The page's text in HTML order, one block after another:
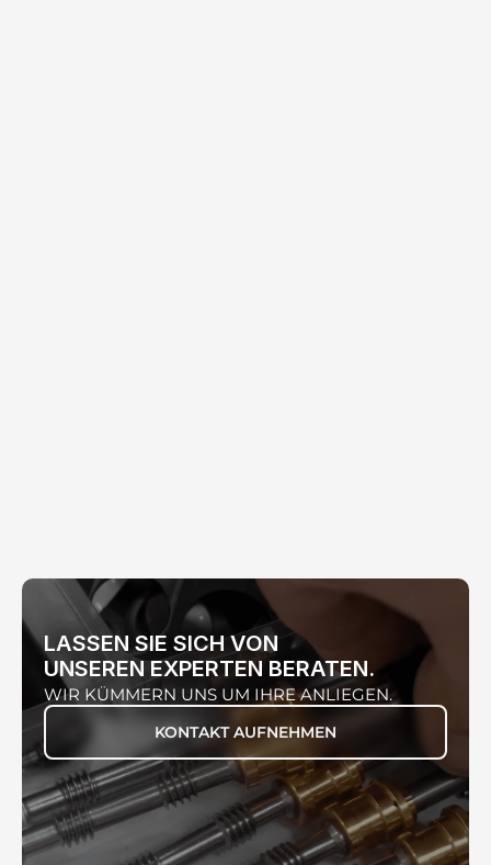
SLM 1
LASSEN SIE SICH VON
UNSEREN EXPERTEN BERATEN.
WIR KÜMMERN UNS UM IHRE ANLIEGEN.
KONTAKT AUFNEHMEN